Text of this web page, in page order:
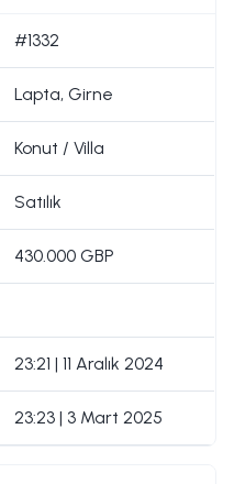
#1332
Lapta, Girne
Konut / Villa
Satılık
430.000 GBP
23:21 | 11 Aralık 2024
23:23 | 3 Mart 2025